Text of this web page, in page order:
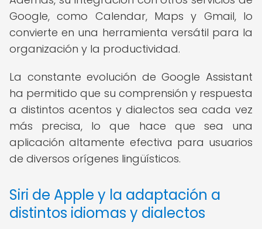
Google, como Calendar, Maps y Gmail, lo
convierte en una herramienta versátil para la
organización y la productividad.
La constante evolución de Google Assistant
ha permitido que su comprensión y respuesta
a distintos acentos y dialectos sea cada vez
más precisa, lo que hace que sea una
aplicación altamente efectiva para usuarios
de diversos orígenes lingüísticos.
Siri de Apple y la adaptación a
distintos idiomas y dialectos